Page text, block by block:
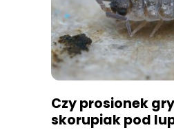
Czy prosionek
skorupiak pod